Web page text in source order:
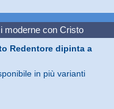
moderne con Cristo
Redentore dipinta a
in più varianti